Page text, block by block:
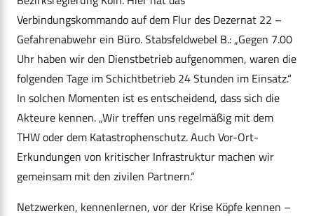
Verbindungskommando auf dem Flur des Dezernat 22 –
Gefahrenabwehr ein Büro. Stabsfeldwebel B.: „Gegen 7.00
Uhr haben wir den Dienstbetrieb aufgenommen, waren die
folgenden Tage im Schichtbetrieb 24 Stunden im Einsatz.“
In solchen Momenten ist es entscheidend, dass sich die
Akteure kennen. „Wir treffen uns regelmäßig mit dem
THW oder dem Katastrophenschutz. Auch Vor-Ort-
Erkundungen von kritischer Infrastruktur machen wir
gemeinsam mit den zivilen Partnern.“
Netzwerken, kennenlernen, vor der Krise Köpfe kennen –